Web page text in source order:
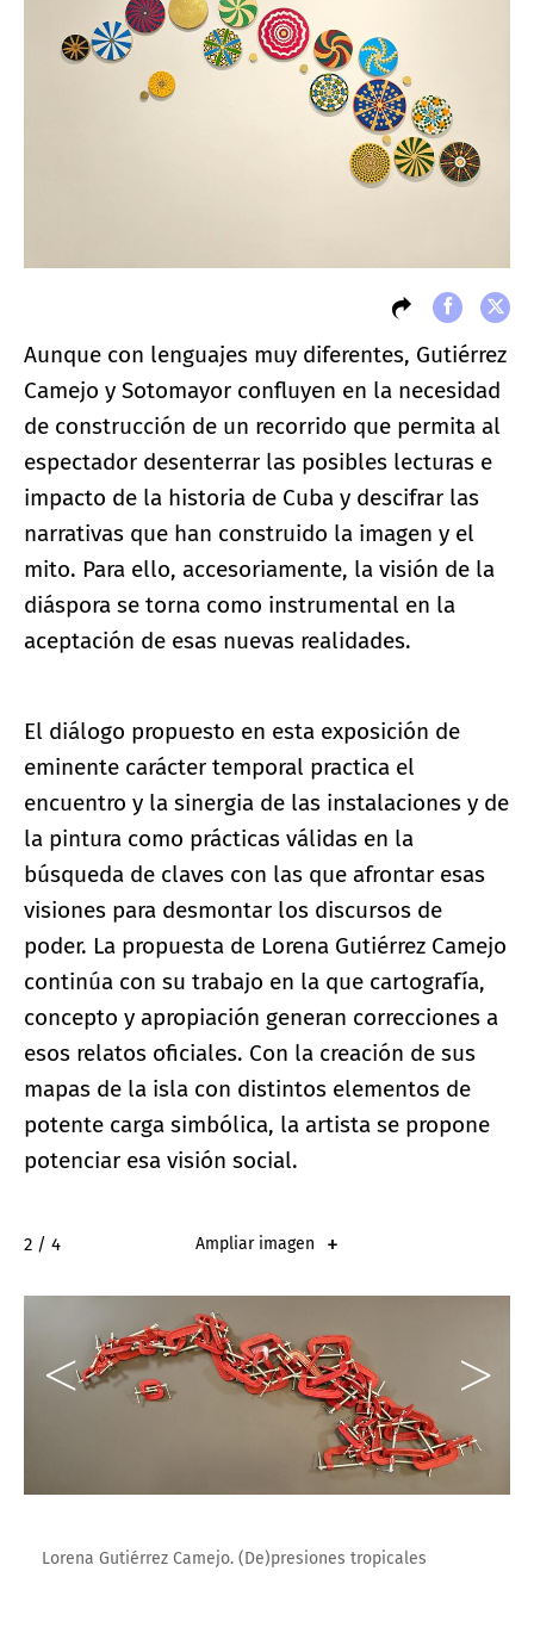
Aunque con lenguajes muy diferentes, Gutiérrez
Camejo y Sotomayor confluyen en la necesidad
de construcción de un recorrido que permita al
espectador desenterrar las posibles lecturas e
impacto de la historia de Cuba y descifrar las
narrativas que han construido la imagen y el
mito. Para ello, accesoriamente, la visión de la
diáspora se torna como instrumental en la
aceptación de esas nuevas realidades.
El diálogo propuesto en esta exposición de
eminente carácter temporal practica el
encuentro y la sinergia de las instalaciones y de
la pintura como prácticas válidas en la
búsqueda de claves con las que afrontar esas
visiones para desmontar los discursos de
poder. La propuesta de Lorena Gutiérrez Camejo
continúa con su trabajo en la que cartografía,
concepto y apropiación generan correcciones a
esos relatos oficiales. Con la creación de sus
mapas de la isla con distintos elementos de
potente carga simbólica, la artista se propone
potenciar esa visión social.
2 / 4 Ampliar imagen
Lorena Gutiérrez Camejo. (De)presiones tropicales